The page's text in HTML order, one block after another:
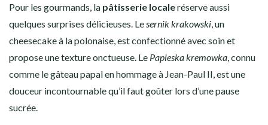
Pour les gourmands, la pâtisserie localeréserve aussi
quelques surprises délicieuses. Le sernik krakowski , un
cheesecake à la polonaise, est confectionné avec soin et
propose une texture onctueuse. Le Papieska kremowka , connu
comme le gâteau papal en hommage à Jean-Paul II, est une
douceur incontournable qu’il faut goûter lors d’une pause
sucrée.